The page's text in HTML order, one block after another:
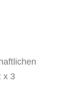
x 3